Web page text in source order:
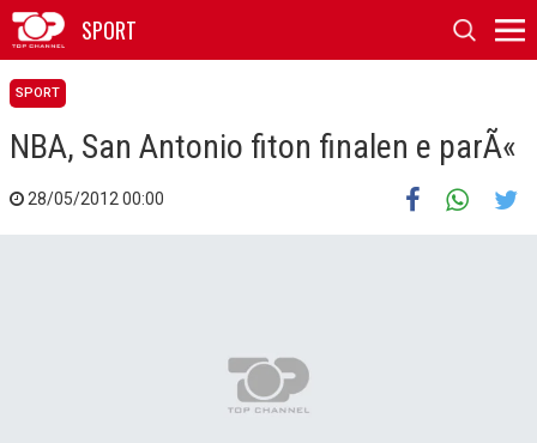
SPORT
SPORT
NBA, San Antonio fiton finalen e parÃ«
28/05/2012 00:00